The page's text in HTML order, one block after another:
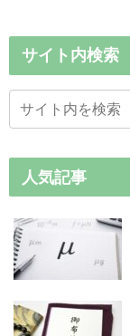
サイト内検索
人気記事